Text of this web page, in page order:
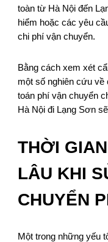
toàn từ Hà Nội đến
hiểm hoặc các yêu
chi phí vận chuyển.
Bằng cách xem xét
một số nghiên cứu về
toán phí vận chuyển
Hà Nội đi Lạng Sơn
THỜI
LÂU KHI
CHUYỂN
Một trong những yếu